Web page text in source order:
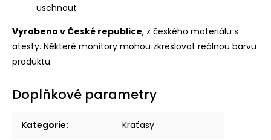
uschnout
Vyrobeno v České republice, z českého materiálu s
atesty. Některé monitory mohou zkreslovat reálnou barvu
produktu.
Doplňkové parametry
Kategorie: Kraťasy